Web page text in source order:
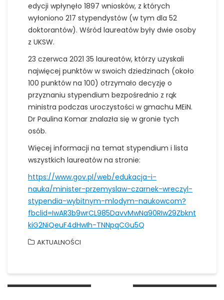
edycji wpłynęło 1897 wniosków, z których
wyłoniono 217 stypendystów (w tym dla 52
doktorantów). Wśród laureatów były dwie osoby
z UKSW.
23 czerwca 2021 35 laureatów, którzy uzyskali
najwięcej punktów w swoich dziedzinach (około
100 punktów na 100) otrzymało decyzję o
przyznaniu stypendium bezpośrednio z rąk
ministra podczas uroczystości w gmachu MEiN.
Dr Paulina Komar znalazła się w gronie tych
osób.
Więcej informacji na temat stypendium i lista
wszystkich laureatów na stronie:
https://www.gov.pl/web/edukacja-i-
nauka/minister-przemyslaw-czarnek-wreczyl-
stypendia-wybitnym-mlodym-naukowcom?
fbclid=IwAR3b9wrCL985DavvMwNa90RIw29Zbknt
kiG2NiQeuF4dHwIh-TNNpqCGu5Q
AKTUALNOŚCI
Nawigacja